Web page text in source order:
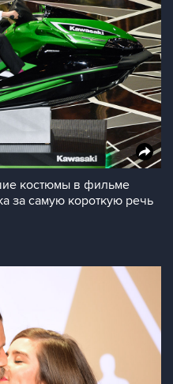
костюмы в фильме
за самую короткую речь